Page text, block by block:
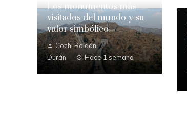
Los monumentos más
visitados del mundo y su
valor simbólico
Cochi Roldán
Durán
Hace 1 semana